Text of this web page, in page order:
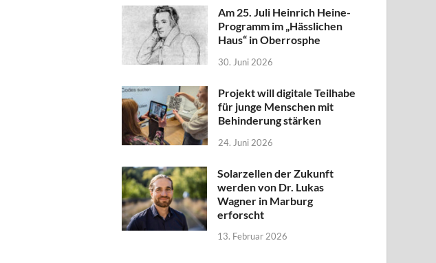
Am 25. Juli Heinrich Heine-
Programm im „Hässlichen
Haus“ in Oberrosphe
30. Juni 2026
Projekt will digitale Teilhabe
für junge Menschen mit
Behinderung stärken
24. Juni 2026
Solarzellen der Zukunft
werden von Dr. Lukas
Wagner in Marburg
erforscht
13. Februar 2026